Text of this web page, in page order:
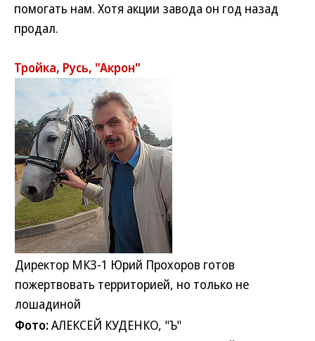
помогать нам. Хотя акции завода он год назад
продал.
Тройка, Русь, "Акрон"
Директор МКЗ-1 Юрий Прохоров готов
пожертвовать территорией, но только не
лошадиной
Фото:АЛЕКСЕЙ КУДЕНКО, "Ъ"